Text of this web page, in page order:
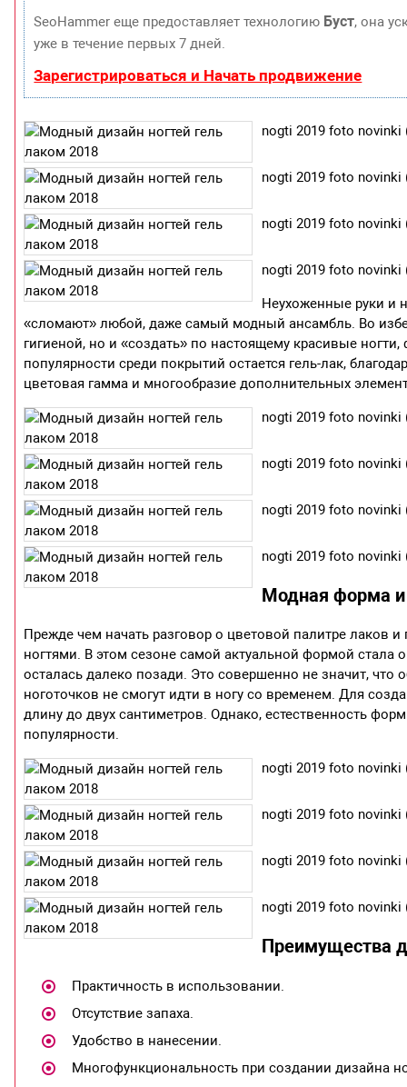
SeoHammer еще предоставляет технологию Буст, она
уже в течение первых 7 дней.
Зарегистрироваться и Начать продвижение
nogti 2019 foto novinki
nogti 2019 foto novinki
nogti 2019 foto novinki
nogti 2019 foto novinki
Неухоженные руки и
«сломают» любой, даже самый модный ансамбль. Во
гигиеной, но и «создать» по настоящему красивые
популярности среди покрытий остается гель-лак,
цветовая гамма и многообразие дополнительных
nogti 2019 foto novinki
nogti 2019 foto novinki
nogti 2019 foto novinki
nogti 2019 foto novinki
Модная форма и
Прежде чем начать разговор о цветовой палитре лаков
ногтями. В этом сезоне самой актуальной формой
осталась далеко позади. Это совершенно не значит,
ноготочков не смогут идти в ногу со временем. Для
длину до двух сантиметров. Однако, естественность
популярности.
nogti 2019 foto novinki
nogti 2019 foto novinki
nogti 2019 foto novinki
nogti 2019 foto novinki
Преимущества
Практичность в использовании.
Отсутствие запаха.
Удобство в нанесении.
Многофункциональность при создании дизайна